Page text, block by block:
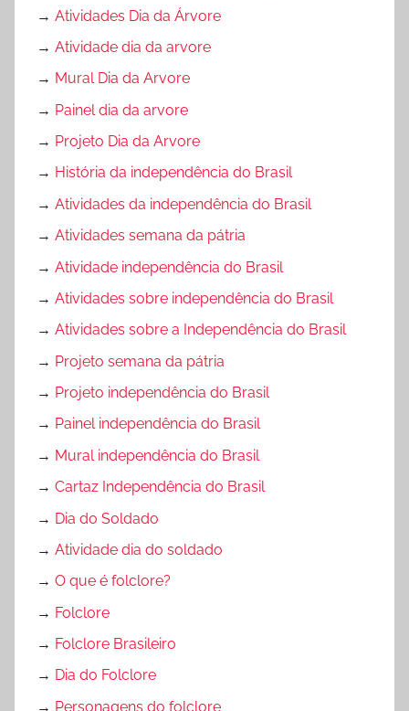
→ Atividades Dia da Árvore
→ Atividade dia da arvore
→ Mural Dia da Arvore
→ Painel dia da arvore
→ Projeto Dia da Arvore
→ História da independência do Brasil
→ Atividades da independência do Brasil
→ Atividades semana da pátria
→ Atividade independência do Brasil
→ Atividades sobre independência do Brasil
→ Atividades sobre a Independência do Brasil
→ Projeto semana da pátria
→ Projeto independência do Brasil
→ Painel independência do Brasil
→ Mural independência do Brasil
→ Cartaz Independência do Brasil
→ Dia do Soldado
→ Atividade dia do soldado
→ O que é folclore?
→ Folclore
→ Folclore Brasileiro
→ Dia do Folclore
→ Personagens do folclore